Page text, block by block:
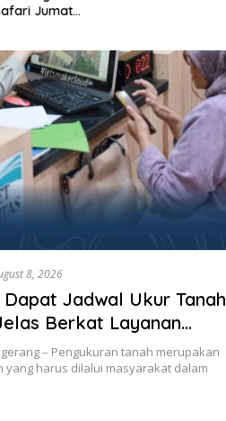
8, 2026
Jadwal Ukur Tanah
Berkat Layanan
– Pengukuran tanah merupakan
yang harus dilalui masyarakat dalam